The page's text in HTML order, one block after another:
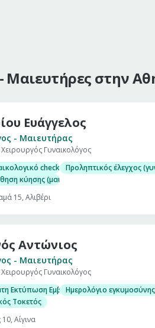
Μαιευτήρες στην
Ευάγγελος
- Μαιευτήρας
Γυναικολόγος
check up (επίσκεψη)
Προληπτικός έλεγχος
κύησης (μαιευτικός υπέρηχος)
15, Αλιβέρι
Αντώνιος
- Μαιευτήρας
Γυναικολόγος
Εκτύπωση ΕμβρύωνΗμερολόγιο εγκυμοσύνης
Τοκετός
Αίγινα